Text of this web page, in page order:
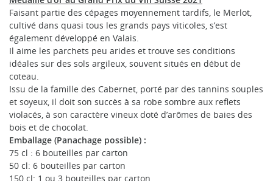
Faisant partie des cépages moyennement tardifs, le Merlot,
cultivé dans quasi tous les grands pays viticoles, s’est
également développé en Valais.
Il aime les parchets peu arides et trouve ses conditions
idéales sur des sols argileux, souvent situés en début de
coteau.
Issu de la famille des Cabernet, porté par des tannins souples
et soyeux, il doit son succès à sa robe sombre aux reflets
violacés, à son caractère vineux doté d’arômes de baies des
bois et de chocolat.
Emballage (Panachage possible) :
75 cl : 6 bouteilles par carton
50 cl: 6 bouteilles par carton
150 cl: 1 ou 3 bouteilles par carton